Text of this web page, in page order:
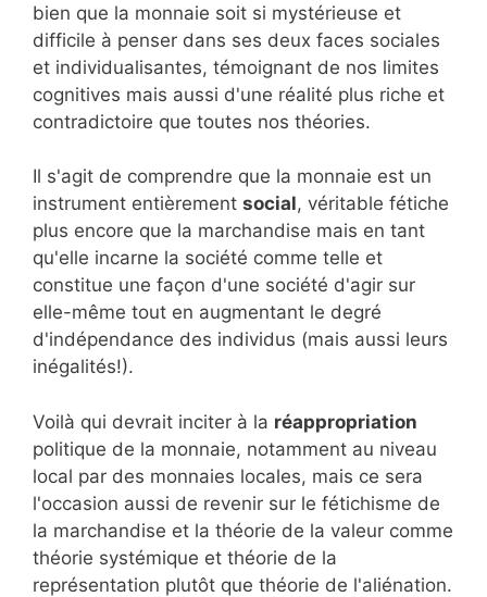
bien que la monnaie soit si mystérieuse et
difficile à penser dans ses deux faces sociales
et individualisantes, témoignant de nos limites
cognitives mais aussi d'une réalité plus riche et
contradictoire que toutes nos théories.
Il s'agit de comprendre que la monnaie est un
instrument entièrement social, véritable fétiche
plus encore que la marchandise mais en tant
qu'elle incarne la société comme telle et
constitue une façon d'une société d'agir sur
elle-même tout en augmentant le degré
d'indépendance des individus (mais aussi leurs
inégalités!).
Voilà qui devrait inciter à la réappropriation
politique de la monnaie, notamment au niveau
local par des monnaies locales, mais ce sera
l'occasion aussi de revenir sur le fétichisme de
la marchandise et la théorie de la valeur comme
théorie systémique et théorie de la
représentation plutôt que théorie de l'aliénation.